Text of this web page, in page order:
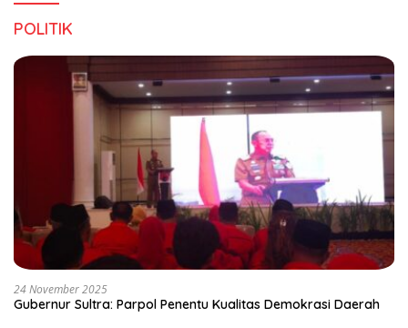
POLITIK
24 November 2025
Gubernur Sultra: Parpol Penentu Kualitas Demokrasi Daerah